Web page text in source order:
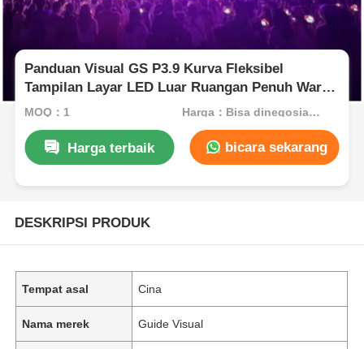
Panduan Visual GS P3.9 Kurva Fleksibel
Tampilan Layar LED Luar Ruangan Penuh Warna
Peringkat IP65
MOQ：1 Harga：Bisa dinegosiasikan
Harga terbaik bicara sekarang
DESKRIPSI PRODUK
Tempat asal Cina
Nama merek Guide Visual